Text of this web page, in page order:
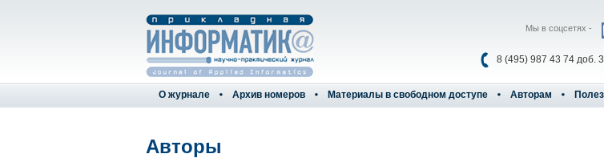
8 (495) 987 43 74 доб.
Мы в соцсетях -
О журнале Архив номеров Материалы в свободном доступе Авторам
Авторы